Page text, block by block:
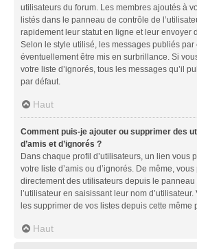
utilisateurs du forum. Les membres ajoutés à
listés dans le panneau de contrôle de
rapidement leur statut en ligne et leur envoyer
Selon le style utilisé, les messages publiés
éventuellement être mis en surbrillance. Si
votre liste d’ignorés, tous les messages qu’il
par défaut.
Haut
Comment puis-je ajouter ou supprimer des
d’amis et d’ignorés ?
Dans chaque profil d’utilisateurs, un lien vous
votre liste d’amis ou d’ignorés. De même,
directement des utilisateurs depuis le panneau
l’utilisateur en saisissant leur nom
les supprimer de vos listes depuis cette même
Haut